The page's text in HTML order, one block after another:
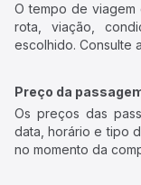
O tempo de
rota, viação,
escolhido. Consulte
Preço da
Os preços das
data, horário e tipo
no momento da